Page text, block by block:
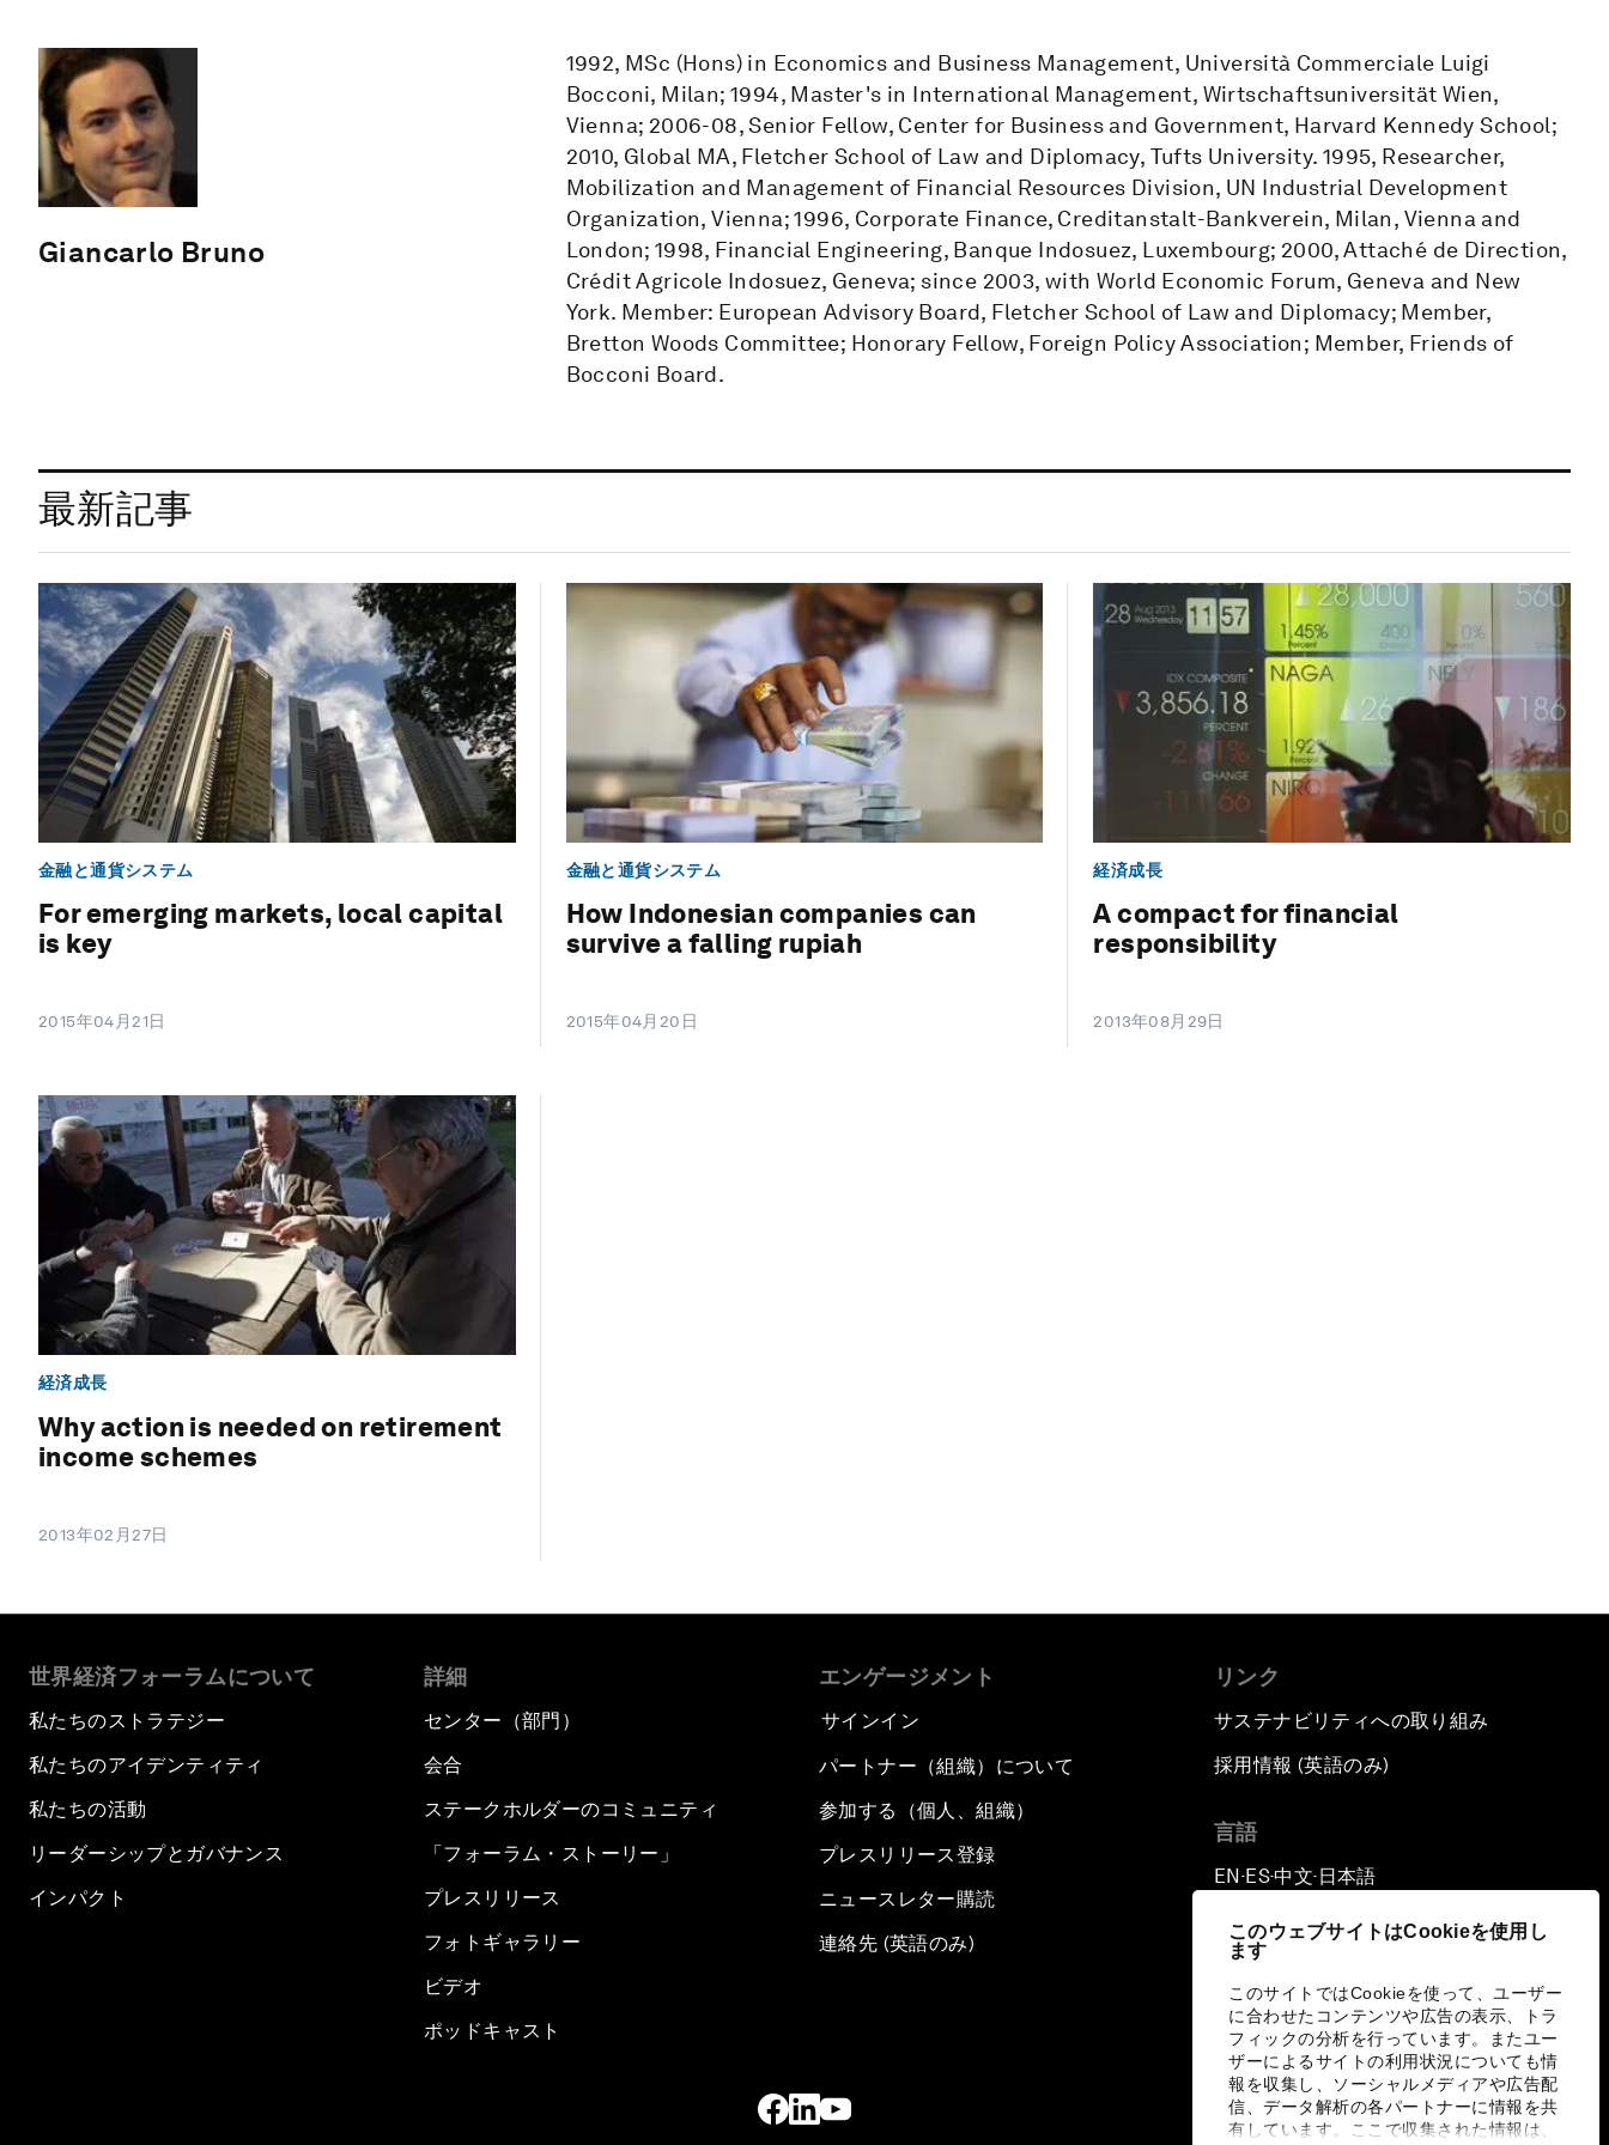
このウェブサイトはCookieを使用し
ます
このサイトではCookieを使って、ユーザー
に合わせたコンテンツや広告の表示、トラ
フィックの分析を行っています。またユー
ザーによるサイトの利用状況についても情
報を収集し、ソーシャルメディアや広告配
信、データ解析の各パートナーに情報を共
有しています。ここで収集された情報は、
Giancarlo Bruno
1992, MSc (Hons) in Economics and Business Management, Università Commerciale Luigi
Bocconi, Milan; 1994, Master's in International Management, Wirtschaftsuniversität Wien,
Vienna; 2006-08, Senior Fellow, Center for Business and Government, Harvard Kennedy School;
2010, Global MA, Fletcher School of Law and Diplomacy, Tufts University. 1995, Researcher,
Mobilization and Management of Financial Resources Division, UN Industrial Development
Organization, Vienna; 1996, Corporate Finance, Creditanstalt-Bankverein, Milan, Vienna and
London; 1998, Financial Engineering, Banque Indosuez, Luxembourg; 2000, Attaché de Direction,
Crédit Agricole Indosuez, Geneva; since 2003, with World Economic Forum, Geneva and New
York. Member: European Advisory Board, Fletcher School of Law and Diplomacy; Member,
Bretton Woods Committee; Honorary Fellow, Foreign Policy Association; Member, Friends of
Bocconi Board.
最新記事
金融と通貨システム
For emerging markets, local capital
is key
2015年04月21日
金融と通貨システム
How Indonesian companies can
survive a falling rupiah
2015年04月20日
経済成長
A compact for financial
responsibility
2013年08月29日
経済成長
Why action is needed on retirement
income schemes
2013年02月27日
世界経済フォーラムについて
私たちのストラテジー
私たちのアイデンティティ
私たちの活動
リーダーシップとガバナンス
インパクト
詳細
センター（部門）
会合
ステークホルダーのコミュニティ
「フォーラム・ストーリー」
プレスリリース
フォトギャラリー
ビデオ
ポッドキャスト
エンゲージメント
サインイン
パートナー（組織）について
参加する（個人、組織）
プレスリリース登録
ニュースレター購読
連絡先 (英語のみ)
リンク
サステナビリティへの取り組み
採用情報 (英語のみ)
言語
EN ▪ES▪中文▪ 日本語